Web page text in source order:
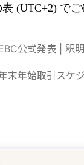
(UTC+2) でご
公式発表 | 釈
末年始取引スケ